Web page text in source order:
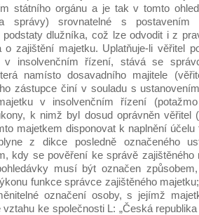
státního orgánu a je tak v tomto
správy) srovnatelné s postavením
podstaty dlužníka, což lze odvodit i z
o zajištění majetku. Uplatňuje-li věřitel
v insolvenčním řízení, stává se
namísto dosavadního majitele
zástupce činí v souladu s
v insolvenčním řízení
k nimž byl dosud oprávněn věřitel
majetkem disponovat k naplnění
z dikce posledně označeného
kdy se pověření ke správě zajištěného
musí být označen
funkce správce zajištěného
označení osoby, s jejímž
vztahu ke společnosti L: „Česká